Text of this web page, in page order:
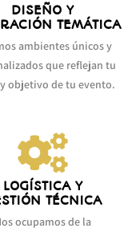
DISEÑO Y
TEMÁTICA
ambientes únicos y
que reflejan tu
objetivo de tu evento.
LOGÍSTICA Y
TÉCNICA
ocupamos de la